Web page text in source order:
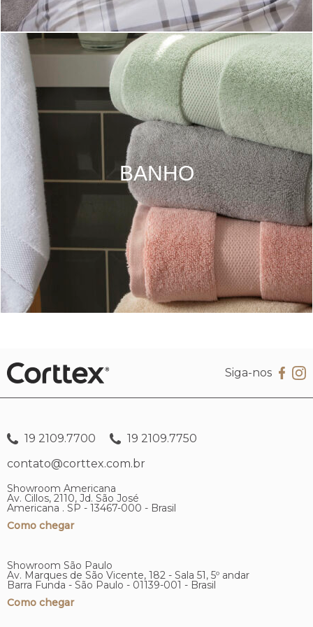
BANHO
Siga-nos
19 2109.7700
19 2109.7750
contato@corttex.com.br
Showroom Americana
Av. Cillos, 2110, Jd. São José
Americana . SP - 13467-000 - Brasil
Como chegar
Showroom São Paulo
Av. Marques de São Vicente, 182 - Sala 51, 5º andar
Barra Funda - São Paulo - 01139-001 - Brasil
Como chegar